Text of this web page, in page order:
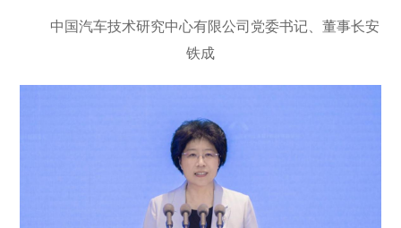
中国汽车技术研究中心有限公司党委书记、董事长安
铁成